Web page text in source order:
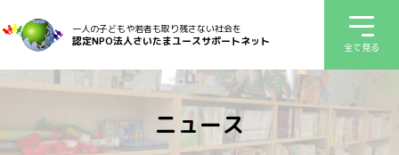
一人の子どもや若者も取り残さない社会を
認定NPO法人さいたまユースサポートネット 全て見る
ニュース